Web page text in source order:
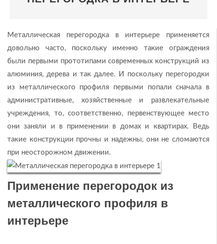
Металлическая перегородка в интерьере применяется
довольно часто, поскольку именно такие ограждения
были первыми прототипами современных конструкций из
алюминия, дерева и так далее. И поскольку перегородки
из металлического профиля первыми попали сначала в
административные, хозяйственные и развлекательные
учреждения, то, соответственно, первенствующее место
они заняли и в применении в домах и квартирах. Ведь
такие конструкции прочны и надежны, они не сломаются
при неосторожном движении.
Применение перегородок из
металлического профиля в
интерьере